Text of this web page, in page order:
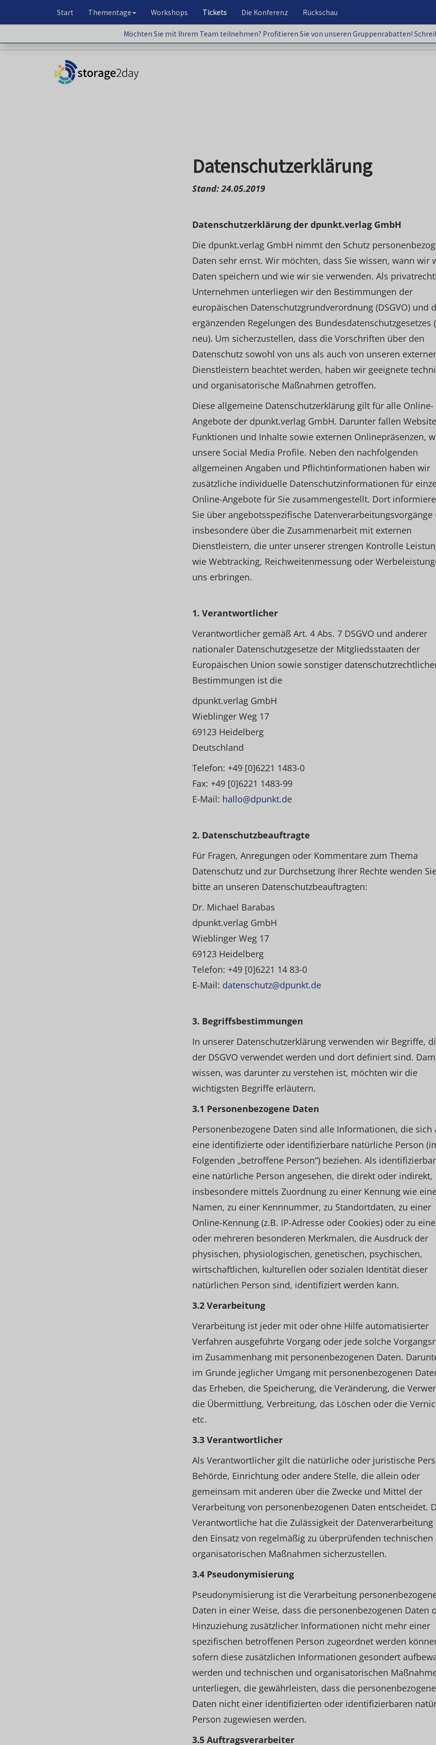
Start Thementage Workshops Tickets Die Konferenz Rückschau
Möchten Sie mit Ihrem Team teilnehmen? Profitieren Sie von unseren Gruppenrabatten!
Möchten Sie mit Ihrem Team teilnehmen? Profitieren Sie von unseren
Datenschutzerklärung
Stand: 24.05.2019
Datenschutzerklärung der dpunkt.verlag GmbH
Die dpunkt.verlag GmbH nimmt den Schutz
Daten sehr ernst. Wir möchten, dass Sie wissen, wann wir
Daten speichern und wie wir sie verwenden. Als
Unternehmen unterliegen wir den Bestimmungen der
europäischen Datenschutzgrundverordnung (DSGVO) und
ergänzenden Regelungen des Bundesdatenschutzgesetzes
neu). Um sicherzustellen, dass die Vorschriften über den
Datenschutz sowohl von uns als auch von unseren
Dienstleistern beachtet werden, haben wir geeignete
und organisatorische Maßnahmen getroffen.
Diese allgemeine Datenschutzerklärung gilt für alle Online-
Angebote der dpunkt.verlag GmbH. Darunter fallen
Funktionen und Inhalte sowie externen Onlinepräsenzen,
unsere Social Media Profile. Neben den nachfolgenden
allgemeinen Angaben und Pflichtinformationen haben wir
zusätzliche individuelle Datenschutzinformationen für
Online-Angebote für Sie zusammengestellt. Dort
Sie über angebotsspezifische Datenverarbeitungsvorgänge
insbesondere über die Zusammenarbeit mit externen
Dienstleistern, die unter unserer strengen Kontrolle
wie Webtracking, Reichweitenmessung oder
uns erbringen.
1. Verantwortlicher
Verantwortlicher gemäß Art. 4 Abs. 7 DSGVO und anderer
nationaler Datenschutzgesetze der Mitgliedsstaaten der
Europäischen Union sowie sonstiger
Bestimmungen ist die
dpunkt.verlag GmbH
Wieblinger Weg 17
69123 Heidelberg
Deutschland
Telefon: +49 [0]6221 1483-0
Fax: +49 [0]6221 1483-99
E-Mail: hallo@dpunkt.de
2. Datenschutzbeauftragte
Für Fragen, Anregungen oder Kommentare zum Thema
Datenschutz und zur Durchsetzung Ihrer Rechte wenden
bitte an unseren Datenschutzbeauftragten:
Dr. Michael Barabas
dpunkt.verlag GmbH
Wieblinger Weg 17
69123 Heidelberg
Telefon: +49 [0]6221 14 83-0
E-Mail: datenschutz@dpunkt.de
3. Begriffsbestimmungen
In unserer Datenschutzerklärung verwenden wir Begriffe,
der DSGVO verwendet werden und dort definiert sind.
wissen, was darunter zu verstehen ist, möchten wir die
wichtigsten Begriffe erläutern.
3.1 Personenbezogene Daten
Personenbezogene Daten sind alle Informationen, die sich
eine identifizierte oder identifizierbare natürliche Person
Folgenden „betroffene Person“) beziehen. Als
eine natürliche Person angesehen, die direkt oder indirekt,
insbesondere mittels Zuordnung zu einer Kennung wie
Namen, zu einer Kennnummer, zu Standortdaten, zu einer
Online-Kennung (z.B. IP-Adresse oder Cookies) oder zu
oder mehreren besonderen Merkmalen, die Ausdruck der
physischen, physiologischen, genetischen, psychischen,
wirtschaftlichen, kulturellen oder sozialen Identität dieser
natürlichen Person sind, identifiziert werden kann.
3.2 Verarbeitung
Verarbeitung ist jeder mit oder ohne Hilfe automatisierter
Verfahren ausgeführte Vorgang oder jede solche
im Zusammenhang mit personenbezogenen Daten.
im Grunde jeglicher Umgang mit personenbezogenen
das Erheben, die Speicherung, die Veränderung, die
die Übermittlung, Verbreitung, das Löschen oder die
etc.
3.3 Verantwortlicher
Als Verantwortlicher gilt die natürliche oder juristische
Behörde, Einrichtung oder andere Stelle, die allein oder
gemeinsam mit anderen über die Zwecke und Mittel der
Verarbeitung von personenbezogenen Daten entscheidet.
Verantwortliche hat die Zulässigkeit der Datenverarbeitung
den Einsatz von regelmäßig zu überprüfenden technischen
organisatorischen Maßnahmen sicherzustellen.
3.4 Pseudonymisierung
Pseudonymisierung ist die Verarbeitung
Daten in einer Weise, dass die personenbezogenen Daten
Hinzuziehung zusätzlicher Informationen nicht mehr einer
spezifischen betroffenen Person zugeordnet werden
sofern diese zusätzlichen Informationen gesondert
werden und technischen und organisatorischen
unterliegen, die gewährleisten, dass die
Daten nicht einer identifizierten oder identifizierbaren
Person zugewiesen werden.
3.5 Auftragsverarbeiter